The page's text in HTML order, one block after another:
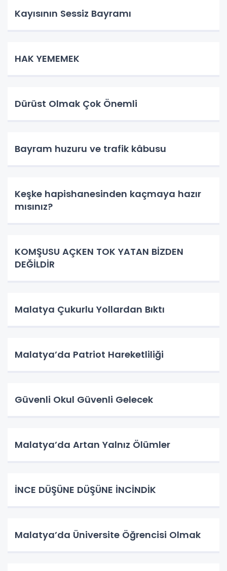
Kayısının Sessiz Bayramı
HAK YEMEMEK
Dürüst Olmak Çok Önemli
Bayram huzuru ve trafik kâbusu
Keşke hapishanesinden kaçmaya hazır
mısınız?
KOMŞUSU AÇKEN TOK YATAN BİZDEN
DEĞİLDİR
Malatya Çukurlu Yollardan Bıktı
Malatya’da Patriot Hareketliliği
Güvenli Okul Güvenli Gelecek
Malatya’da Artan Yalnız Ölümler
İNCE DÜŞÜNE DÜŞÜNE İNCİNDİK
Malatya’da Üniversite Öğrencisi Olmak